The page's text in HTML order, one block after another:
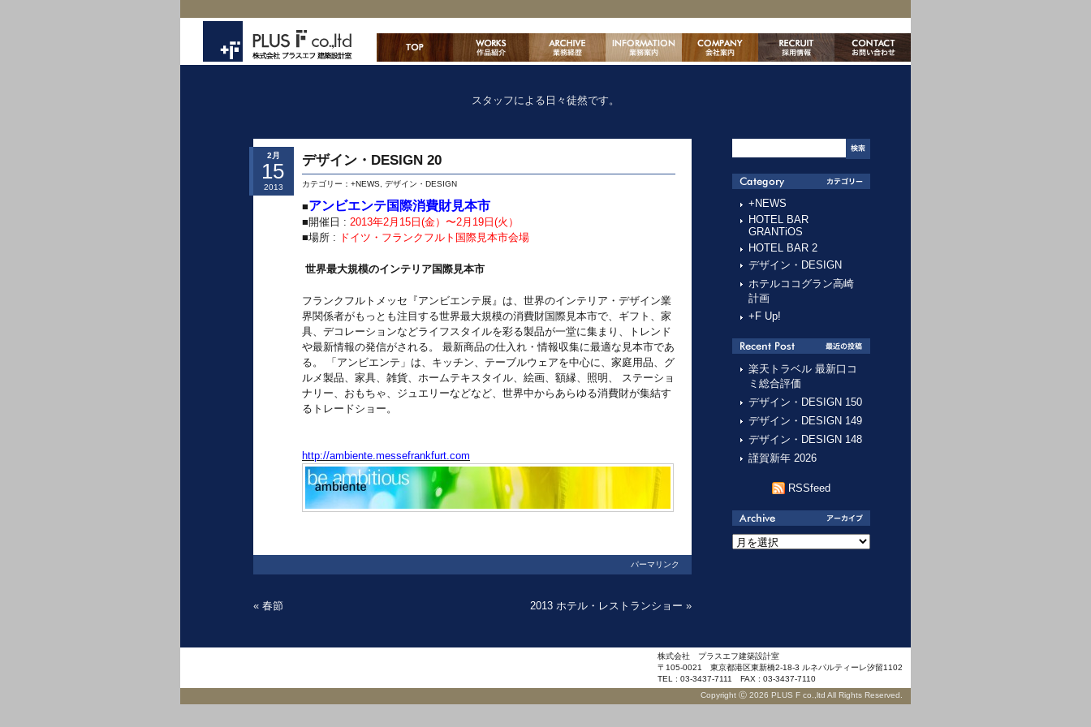
スタッフによる日々徒然です。
2月
15
2013
デザイン・DESIGN 20
カテゴリー： +NEWS デザイン・DESIGN
■アンビエンテ国際消費財見本市
■開催日 : 2013年2月15日(金）〜2月19日(火）
■場所 : ドイツ・フランクフルト国際見本市会場
世界最大規模のインテリア国際見本市
フランクフルトメッセ『アンビエンテ展』は、世界のインテリア・デザイン業
界関係者がもっとも注目する世界最大規模の消費財国際見本市で、ギフト、家
具、デコレーションなどライフスタイルを彩る製品が一堂に集まり、トレンド
や最新情報の発信がされる。 最新商品の仕入れ・情報収集に最適な見本市であ
る。 「アンビエンテ」は、キッチン、テーブルウェアを中心に、家庭用品、グ
ルメ製品、家具、雑貨、ホームテキスタイル、絵画、額縁、照明、 ステーショ
ナリー、おもちゃ、ジュエリーなどなど、世界中からあらゆる消費財が集結す
るトレードショー。
http://ambiente.messefrankfurt.com
パーマリンク
« 春節 2013 ホテル・レストランショー »
+NEWS
HOTEL BAR
GRANTiOS
HOTEL BAR 2
デザイン・DESIGN
ホテルココグラン高崎
計画
+F Up!
楽天トラベル 最新口コ
ミ総合評価
デザイン・DESIGN 150
デザイン・DESIGN 149
デザイン・DESIGN 148
謹賀新年 2026
RSSfeed
ア
株式会社 プラスエフ建築設計室
〒105-0021 東京都港区東新橋2-18-3 ルネパルティーレ汐留1102
TEL : 03-3437-7111 FAX : 03-3437-7110
Copyright Ⓒ 2026 PLUS F co.,ltd All Rights Reserved.